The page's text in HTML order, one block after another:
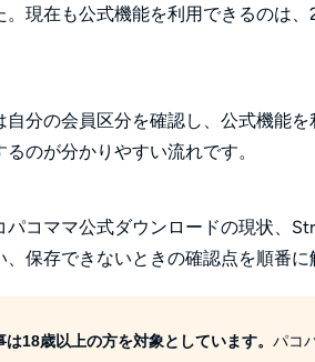
。現在も公式機能を利用できるのは
自分の会員区分を確認し、公式機能
のが分かりやすい流れです。
パコママ公式ダウンロードの現状、
保存できないときの確認点を順番に
は18歳以上の方を対象としています。 パコ